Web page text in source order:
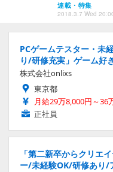
連載・特集
2018.3.7 Wed
PCゲームテスター・未
り/研修充実」ゲーム好
株式会社onlixs
東京都
月給29万8,000円～36
正社員
「第二新卒からクリエ
ー/未経験OK/研修あり/